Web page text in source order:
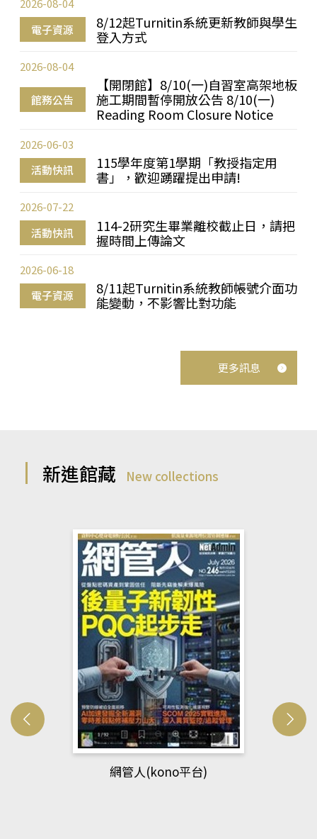
電子資源
8/12起Turnitin系統更新教師與學生
登入方式
2026-08-04
館務公告
【開閉館】8/10(一)自習室高架地板
施工期間暫停開放公告 8/10(一)
Reading Room Closure Notice
2026-08-04
活動快訊
115學年度第1學期「教授指定用
書」，歡迎踴躍提出申請!
2026-06-03
活動快訊
114-2研究生畢業離校截止日，請把
握時間上傳論文
2026-07-22
電子資源
8/11起Turnitin系統教師帳號介面功
能變動，不影響比對功能
2026-06-18
更多訊息
新進館藏 New collections